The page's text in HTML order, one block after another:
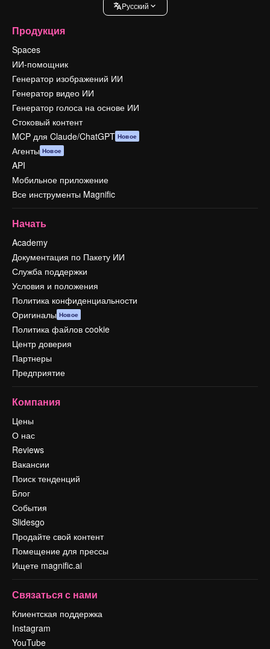
Pусский
Продукция
Spaces
ИИ-помощник
Генератор изображений ИИ
Генератор видео ИИ
Генератор голоса на основе ИИ
Стоковый контент
MCP для Claude/ChatGPT Новое
Агенты Новое
API
Мобильное приложение
Все инструменты Magnific
Начать
Academy
Документация по Пакету ИИ
Служба поддержки
Условия и положения
Политика конфиденциальности
Оригиналы Новое
Политика файлов cookie
Центр доверия
Партнеры
Предприятие
Компания
Цены
О нас
Reviews
Вакансии
Поиск тенденций
Блог
События
Slidesgo
Продайте свой контент
Помещение для прессы
Ищете magnific.ai
Связаться с нами
Клиентская поддержка
Instagram
YouTube